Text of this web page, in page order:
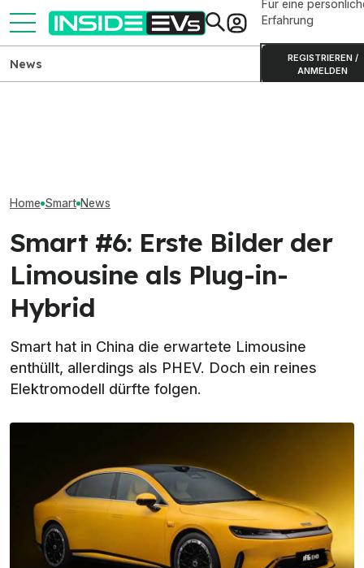
Für eine
Erfahrung
REGISTRIEREN /
ANMELDEN
News
Home Smart News
Smart #6: Erste Bilder der
Limousine als Plug-in-
Hybrid
Smart hat in China die erwartete Limousine
enthüllt, allerdings als PHEV. Doch ein reines
Elektromodell dürfte folgen.